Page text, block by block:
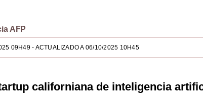
AFP
09H49- ACTUALIZADO A 06/10/2025 10H45
californiana de inteligencia